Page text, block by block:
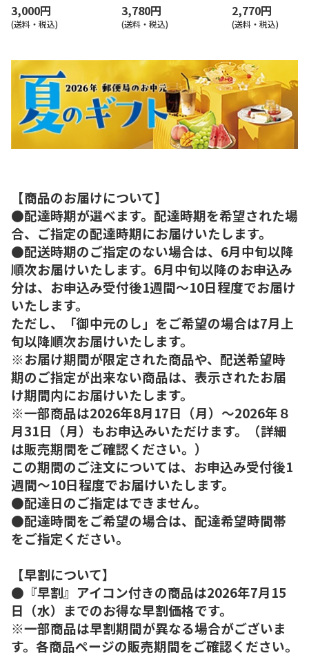
3,000円
(送料・税込)
3,780円
(送料・税込)
2,770円
(送料・税込)
【商品のお届けについて】
●配達時期が選べます。配達時期を希望された場
合、ご指定の配達時期にお届けいたします。
●配送時期のご指定のない場合は、6月中旬以降
順次お届けいたします。6月中旬以降のお申込み
分は、お申込み受付後1週間～10日程度でお届け
いたします。
ただし、「御中元のし」をご希望の場合は7月上
旬以降順次お届けいたします。
※お届け期間が限定された商品や、配送希望時
期のご指定が出来ない商品は、表示されたお届
け期間内にお届けいたします。
※一部商品は2026年8月17日（月）～2026年８
月31日（月）もお申込みいただけます。（詳細
は販売期間をご確認ください。）
この期間のご注文については、お申込み受付後1
週間～10日程度でお届けいたします。
●配達日のご指定はできません。
●配達時間をご希望の場合は、配達希望時間帯
をご指定ください。
【早割について】
●『早割』アイコン付きの商品は2026年7月15
日（水）までのお得な早割価格です。
※一部商品は早割期間が異なる場合がございま
す。各商品ページの販売期間をご確認ください。